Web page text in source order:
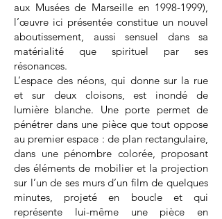
aux Musées de Marseille en 1998-1999),
l’œuvre ici présentée constitue un nouvel
aboutissement, aussi sensuel dans sa
matérialité que spirituel par ses
résonances.
L’espace des néons, qui donne sur la rue
et sur deux cloisons, est inondé de
lumière blanche. Une porte permet de
pénétrer dans une pièce que tout oppose
au premier espace : de plan rectangulaire,
dans une pénombre colorée, proposant
des éléments de mobilier et la projection
sur l’un de ses murs d’un film de quelques
minutes, projeté en boucle et qui
représente lui-même une pièce en